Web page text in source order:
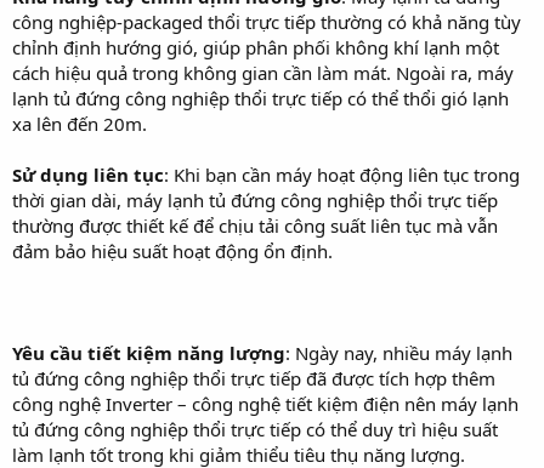
công nghiệp-packaged thổi trực tiếp thường có khả năng tùy
chỉnh định hướng gió, giúp phân phối không khí lạnh một
cách hiệu quả trong không gian cần làm mát. Ngoài ra, máy
lạnh tủ đứng công nghiệp thổi trực tiếp có thể thổi gió lạnh
xa lên đến 20m.
Sử dụng liên tục: Khi bạn cần máy hoạt động liên tục trong
thời gian dài, máy lạnh tủ đứng công nghiệp thổi trực tiếp
thường được thiết kế để chịu tải công suất liên tục mà vẫn
đảm bảo hiệu suất hoạt động ổn định.
Yêu cầu tiết kiệm năng lượng: Ngày nay, nhiều máy lạnh
tủ đứng công nghiệp thổi trực tiếp đã được tích hợp thêm
công nghệ Inverter – công nghệ tiết kiệm điện nên máy lạnh
tủ đứng công nghiệp thổi trực tiếp có thể duy trì hiệu suất
làm lạnh tốt trong khi giảm thiểu tiêu thụ năng lượng.